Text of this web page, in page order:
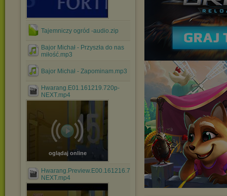
Tajemniczy ogród -audio.zip
Bajor Michał - Przyszła do nas
miłość.mp3
Bajor Michał - Zapominam.mp3
Hwarang.E01.161219.720p-
NEXT.mp4
oglądaj online
Hwarang.Preview.E00.161216.720p-
NEXT.mp4